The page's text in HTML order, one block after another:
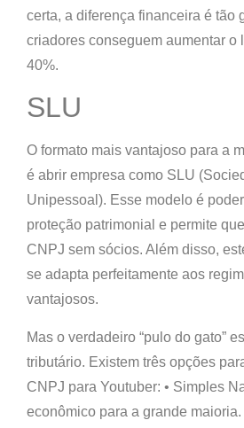
certa, a diferença financeira é tão
criadores conseguem aumentar o
40%.
SLU
O formato mais vantajoso para a
é abrir empresa como SLU
Unipessoal). Esse modelo é
proteção patrimonial e permite
CNPJ sem sócios. Além disso,
se adapta perfeitamente aos
vantajosos.
Mas o verdadeiro “pulo do gato”
tributário. Existem três opções
CNPJ para Youtuber: • Simples
econômico para a grande maioria.